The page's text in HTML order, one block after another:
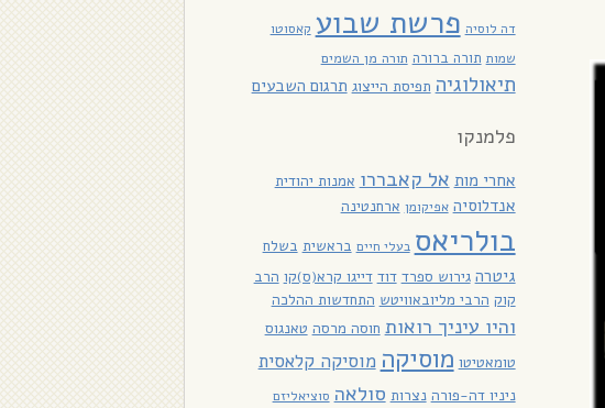
דה לוסיה פרשת שבוע קאסוטו
שמות תורה ברורה תורה מן השמים
תיאולוגיה תפיסת הייצוג תרגום השבעים
פלמנקו
אחרי מות אל קאבררו אמנות יהודית
אנדלוסיה אפיקומן ארחנטינה
בולריאס בעלי חיים בראשית בשלח
גיטרה גירוש ספרד דוד דייגו קרא(ס)קו הרב
קוק הרבי מליובאוויטש התחדשות ההלכה
והיו עיניך רואות חוסה מרסה טאנגוס
טומאטיטו מוסיקה מוסיקה קלאסית
ניניו דה-פורה נצרות סולאה סוציאליזם